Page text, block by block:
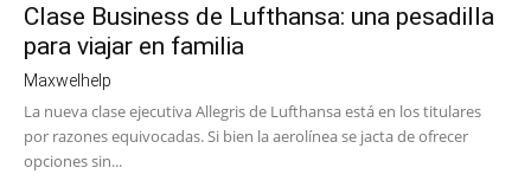
Clase Business de Lufthansa: una pesadilla
para viajar en familia
Maxwelhelp
La nueva clase ejecutiva Allegris de Lufthansa está en los titulares
por razones equivocadas. Si bien la aerolínea se jacta de ofrecer
opciones sin...